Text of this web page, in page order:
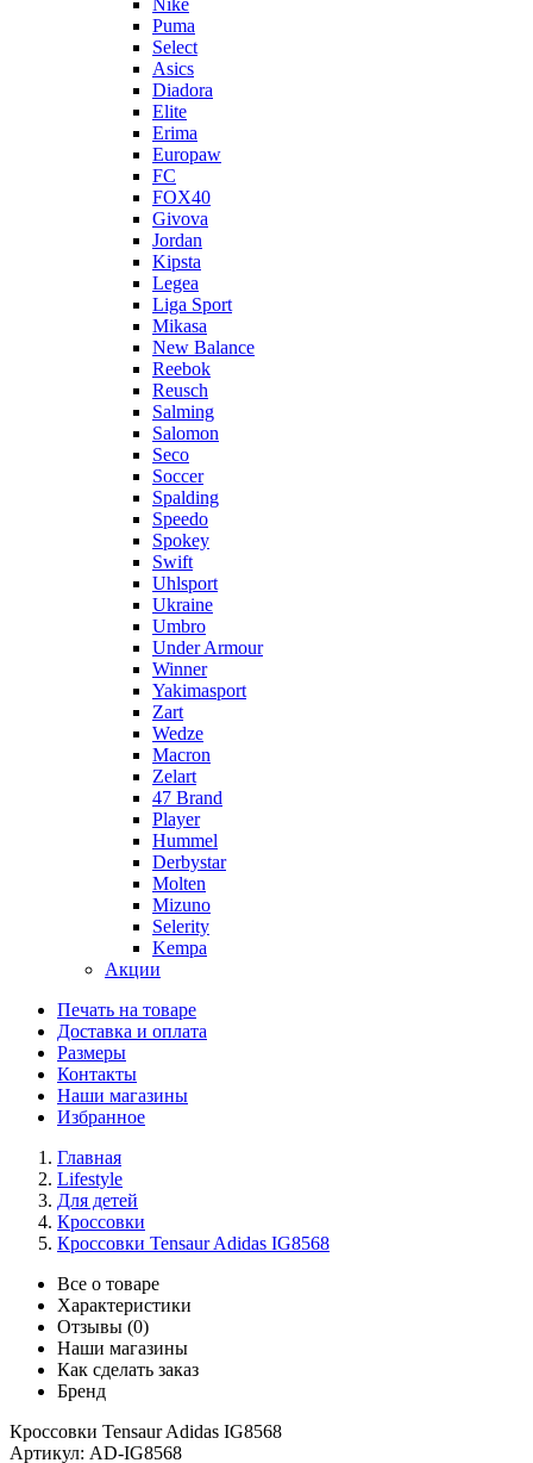
Nike
Puma
Select
Asics
Diadora
Elite
Erima
Europaw
FC
FOX40
Givova
Jordan
Kipsta
Legea
Liga Sport
Mikasa
New Balance
Reebok
Reusch
Salming
Salomon
Seco
Soccer
Spalding
Speedo
Spokey
Swift
Uhlsport
Ukraine
Umbro
Under Armour
Winner
Yakimasport
Zart
Wedze
Macron
Zelart
47 Brand
Player
Hummel
Derbystar
Molten
Mizuno
Selerity
Kempa
Акции
Печать на товаре
Доставка и оплата
Размеры
Контакты
Наши магазины
Избранное
Главная
Lifestyle
Для детей
Кроссовки
Кроссовки Tensaur Adidas IG8568
Все о товаре
Характеристики
Отзывы (0)
Наши магазины
Как сделать заказ
Бренд
Кроссовки Tensaur Adidas IG8568
Артикул: AD-IG8568